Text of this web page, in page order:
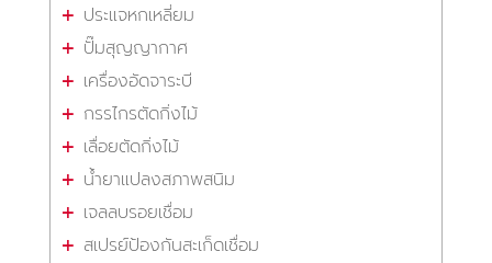
ประแจหกเหลี่ยม
ปั๊มสุญญากาศ
เครื่องอัดจาระบี
กรรไกรตัดกิ่งไม้
เลื่อยตัดกิ่งไม้
น้ำยาแปลงสภาพสนิม
เจลลบรอยเชื่อม
สเปรย์ป้องกันสะเก็ดเชื่อม